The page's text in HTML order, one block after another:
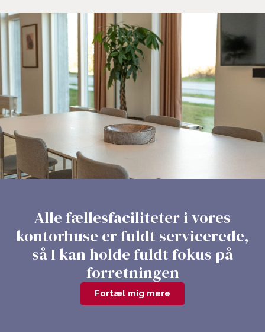
Alle fællesfaciliteter i vores
kontorhuse er fuldt servicerede,
så I kan holde fuldt fokus på
forretningen
Fortæl mig mere